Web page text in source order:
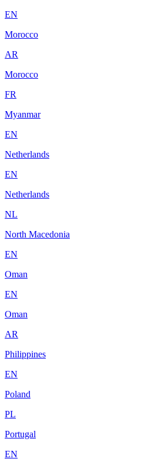
EN
Morocco
AR
Morocco
FR
Myanmar
EN
Netherlands
EN
Netherlands
NL
North Macedonia
EN
Oman
EN
Oman
AR
Philippines
EN
Poland
PL
Portugal
EN